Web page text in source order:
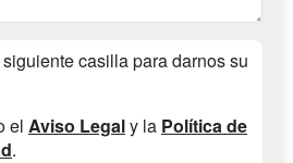
casilla para darnos su
el Aviso Legaly la Política de
.